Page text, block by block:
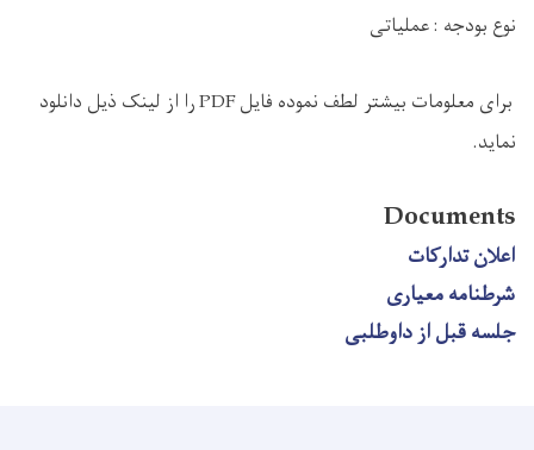
نوع بودجه :عملیاتی
برای معلومات بیشتر لطف نموده فایلPDFرا از لینک ذیل دانلود
نماید.
Documents
اعلان تدارکات
شرطنامه معیاری
جلسه قبل از داوطلبی